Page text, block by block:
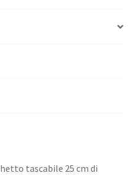
tascabile 25 cm di